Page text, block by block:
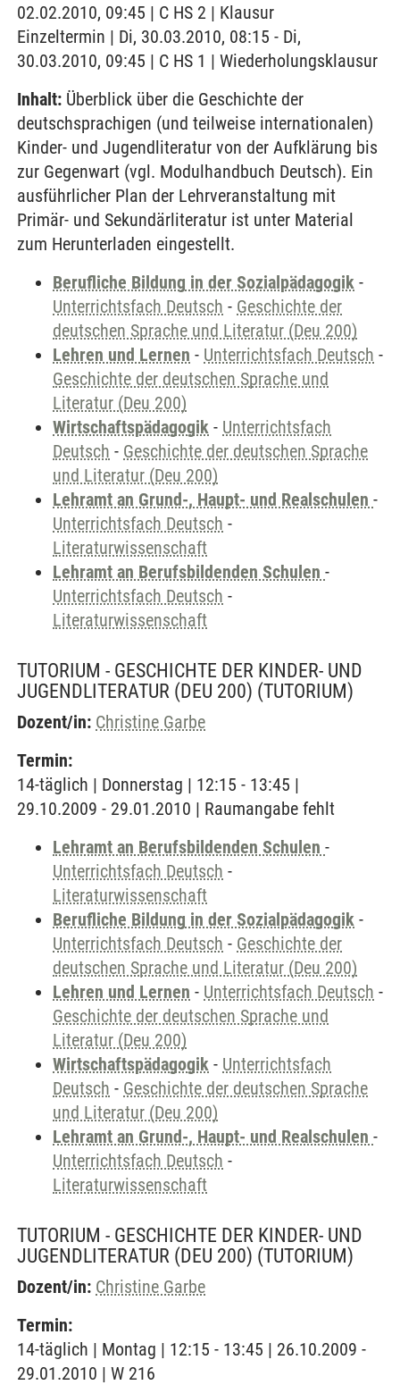
02.02.2010, 09:45 | C HS 2 | Klausur
Einzeltermin | Di, 30.03.2010, 08:15 - Di,
30.03.2010, 09:45 | C HS 1 | Wiederholungsklausur
Inhalt: Überblick über die Geschichte der
deutschsprachigen (und teilweise internationalen)
Kinder- und Jugendliteratur von der Aufklärung bis
zur Gegenwart (vgl. Modulhandbuch Deutsch). Ein
ausführlicher Plan der Lehrveranstaltung mit
Primär- und Sekundärliteratur ist unter Material
zum Herunterladen eingestellt.
Berufliche Bildung in der Sozialpädagogik -
Unterrichtsfach Deutsch - Geschichte der
deutschen Sprache und Literatur (Deu 200)
Lehren und Lernen - Unterrichtsfach Deutsch -
Geschichte der deutschen Sprache und
Literatur (Deu 200)
Wirtschaftspädagogik - Unterrichtsfach
Deutsch - Geschichte der deutschen Sprache
und Literatur (Deu 200)
Lehramt an Grund-, Haupt- und Realschulen -
Unterrichtsfach Deutsch -
Literaturwissenschaft
Lehramt an Berufsbildenden Schulen -
Unterrichtsfach Deutsch -
Literaturwissenschaft
TUTORIUM - GESCHICHTE DER KINDER- UND
JUGENDLITERATUR (DEU 200) (TUTORIUM)
Dozent/in: Christine Garbe
Termin:
14-täglich | Donnerstag | 12:15 - 13:45 |
29.10.2009 - 29.01.2010 | Raumangabe fehlt
Lehramt an Berufsbildenden Schulen -
Unterrichtsfach Deutsch -
Literaturwissenschaft
Berufliche Bildung in der Sozialpädagogik -
Unterrichtsfach Deutsch - Geschichte der
deutschen Sprache und Literatur (Deu 200)
Lehren und Lernen - Unterrichtsfach Deutsch -
Geschichte der deutschen Sprache und
Literatur (Deu 200)
Wirtschaftspädagogik - Unterrichtsfach
Deutsch - Geschichte der deutschen Sprache
und Literatur (Deu 200)
Lehramt an Grund-, Haupt- und Realschulen -
Unterrichtsfach Deutsch -
Literaturwissenschaft
TUTORIUM - GESCHICHTE DER KINDER- UND
JUGENDLITERATUR (DEU 200) (TUTORIUM)
Dozent/in: Christine Garbe
Termin:
14-täglich | Montag | 12:15 - 13:45 | 26.10.2009 -
29.01.2010 | W 216